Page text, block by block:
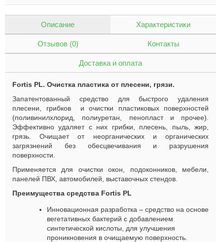
Описание Характеристики
Отзывов (0) Контакты
Доставка и оплата
Fortis PL. Очистка пластика от плесени, грязи.
Запатентованный средство для быстрого удаления
плесени, грибков и очистки пластиковых поверхностей
(поливинилхлорид, полиуретан, пенопласт и прочее).
Эффективно удаляет с них грибки, плесень, пыль, жир,
грязь. Очищает от неорганических и органических
загрязнений без обесцвечивания и разрушения
поверхности.
Применяется для очистки окон, подоконников, мебели,
панелей ПВХ, автомобилей, выставочных стендов.
Преимущества средства Fortis PL
Инновационная разработка – средство на основе
вегетативных бактерий с добавлением
синтетической кислоты, для улучшения
проникновения в очищаемую поверхность.